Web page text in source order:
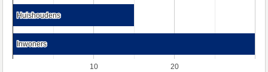
10 20
Huishoudens
Huishoudens
Inwoners
Inwoners